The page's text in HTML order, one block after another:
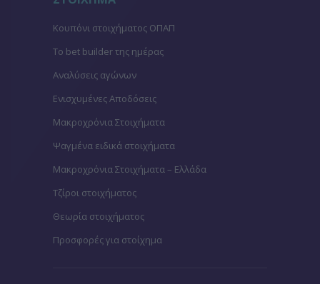
Κουπόνι στοιχήματος ΟΠΑΠ
To bet builder της ημέρας
Αναλύσεις αγώνων
Ενισχυμένες Αποδόσεις
Μακροχρόνια Στοιχήματα
Ψαγμένα ειδικά στοιχήματα
Μακροχρόνια Στοιχήματα – Ελλάδα
Τζίροι στοιχήματος
Θεωρία στοιχήματος
Προσφορές για στοίχημα